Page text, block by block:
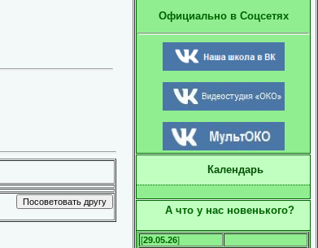
Официально в Соцсетях
Календарь
А что у нас новенького?
[29.05.26]